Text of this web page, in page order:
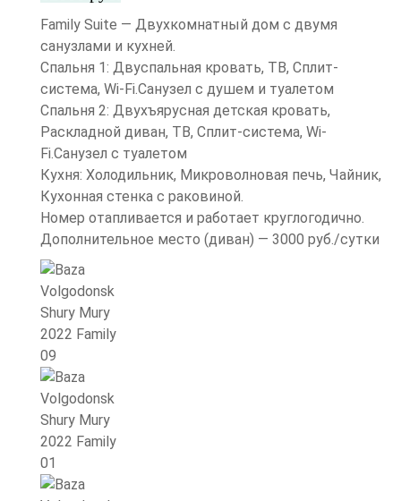
Family Suite — Двухкомнатный дом с двумя
санузлами и кухней.
Спальня 1: Двуспальная кровать, ТВ, Сплит-
система, Wi-Fi.Санузел с душем и туалетом
Спальня 2: Двухъярусная детская кровать,
Раскладной диван, ТВ, Сплит-система, Wi-
Fi.Санузел с туалетом
Кухня: Холодильник, Микроволновая печь, Чайник,
Кухонная стенка с раковиной.
Номер отапливается и работает круглогодично.
Дополнительное место (диван) — 3000 руб./сутки